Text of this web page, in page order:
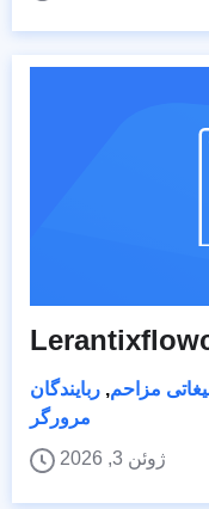
مزاحم, ربایندگان
مرورگر
ژوئن 3, 2026